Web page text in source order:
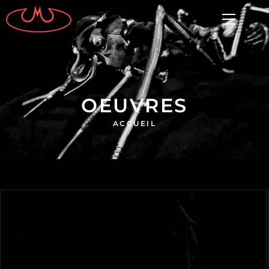
OEUVRES
ACCUEIL